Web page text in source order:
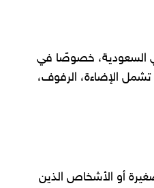
السعودية، خصوصًا في
الإضاءة، الرفوف،
أو الأشخاص الذين